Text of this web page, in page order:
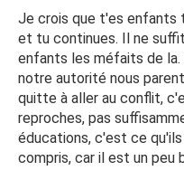
tout je les ai encore
maison.
Je travaillais et des quel
mes petits enfants je
jamais apprécié de ma
seule fois sur ma petite-
.ma fille la mal pris et
deux enfants et dieu sais
Je crois que t'es enfants
et tu continues. Il ne
enfants les méfaits de
notre autorité nous
quitte à aller au conflit,
reproches, pas
éducations, c'est ce
compris, car il est un peu